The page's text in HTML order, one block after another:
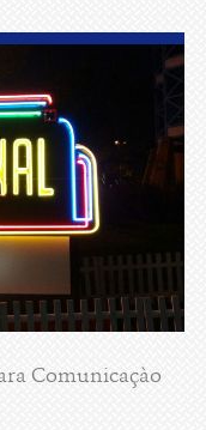
Comunicaçào